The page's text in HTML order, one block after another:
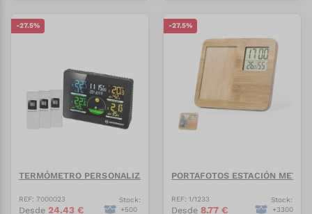
-27.5%
TERMÓMETRO PERSONALIZADO THERMO HYGRO QUADRO NLX
REF: 7000023
Desde 24.43 €
Stock:
+500
-27.5%
PORTAFOTOS ESTACIÓN
REF: 1/1233
Desde 8.77 €
Stock:
+3300